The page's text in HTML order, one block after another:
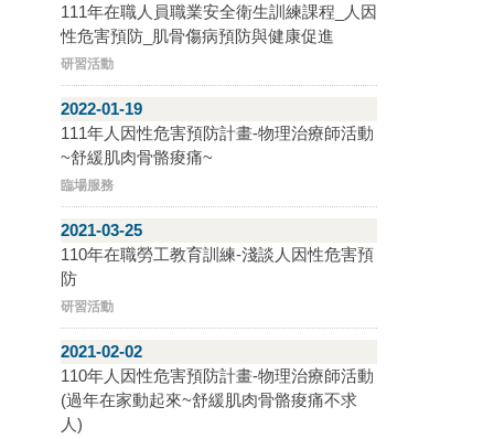
111年在職人員職業安全衛生訓練課程_人因
性危害預防_肌骨傷病預防與健康促進
研習活動
2022-01-19
111年人因性危害預防計畫-物理治療師活動
~舒緩肌肉骨骼痠痛~
臨場服務
2021-03-25
110年在職勞工教育訓練-淺談人因性危害預
防
研習活動
2021-02-02
110年人因性危害預防計畫-物理治療師活動
(過年在家動起來~舒緩肌肉骨骼痠痛不求
人)